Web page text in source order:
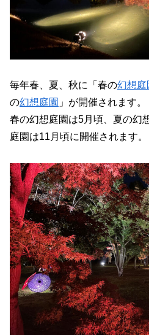
毎年春、夏、秋に「春の幻想庭
の幻想庭園 」が開催されます。
春の幻想庭園は5月頃、夏の幻
庭園は11月頃に開催されます。